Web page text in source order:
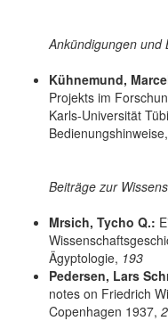
Ankündigungen und
Kühnemund,
Projekts im
Karls-Universität
Bedienungshinweise,
Beiträge zur
Mrsich, Tycho Q.:
Ägyptologie, 193
Pedersen, Lars
notes on Friedrich
Copenhagen 1937,